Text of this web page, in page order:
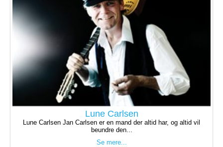
Lune Carlsen
Lune Carlsen Jan Carlsen er en mand der altid har, og altid vil
beundre den...
Se mere...